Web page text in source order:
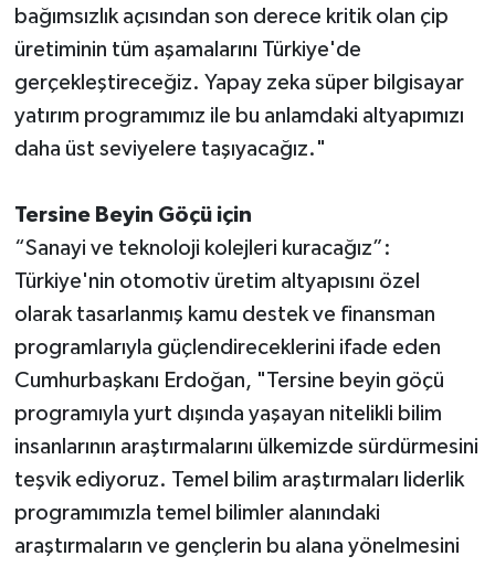
bağımsızlık açısından son derece kritik olan çip
üretiminin tüm aşamalarını Türkiye'de
gerçekleştireceğiz. Yapay zeka süper bilgisayar
yatırım programımız ile bu anlamdaki altyapımızı
daha üst seviyelere taşıyacağız."
Tersine Beyin Göçü için
“Sanayi ve teknoloji kolejleri kuracağız”:
Türkiye'nin otomotiv üretim altyapısını özel
olarak tasarlanmış kamu destek ve finansman
programlarıyla güçlendireceklerini ifade eden
Cumhurbaşkanı Erdoğan, "Tersine beyin göçü
programıyla yurt dışında yaşayan nitelikli bilim
insanlarının araştırmalarını ülkemizde sürdürmesini
teşvik ediyoruz. Temel bilim araştırmaları liderlik
programımızla temel bilimler alanındaki
araştırmaların ve gençlerin bu alana yönelmesini